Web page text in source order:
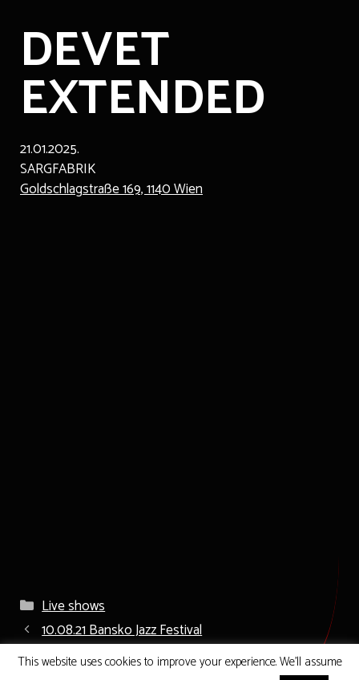
DEVET
EXTENDED
21.01.2025.
SARGFABRIK
Goldschlagstraße 169, 1140 Wien
Kategorien
Live shows
10.08.21 Bansko Jazz Festival
25.10.2024 Vienna
This website uses cookies to improve your experience. We'll assume